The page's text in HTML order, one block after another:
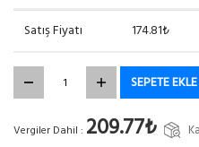
Satış Fiyatı 174.81₺
SEPETE EKLE
Vergiler Dahil : 209.77₺